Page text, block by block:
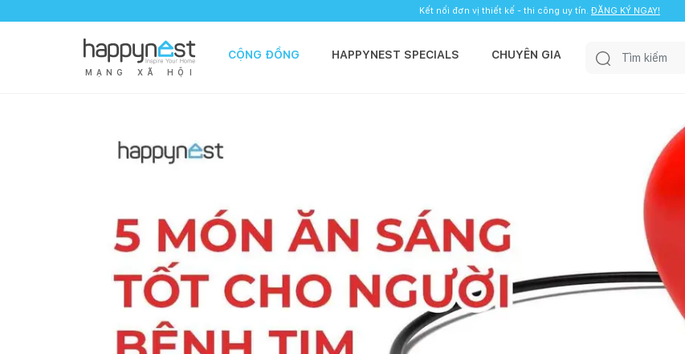
Kết nối đơn vị thiết kế - thi công uy tín. ĐĂNG KÝ NGAY!
M Ạ N G X Ã H Ộ I
CỘNG ĐỒNG HAPPYNEST SPECIALS CHUYÊN GIA